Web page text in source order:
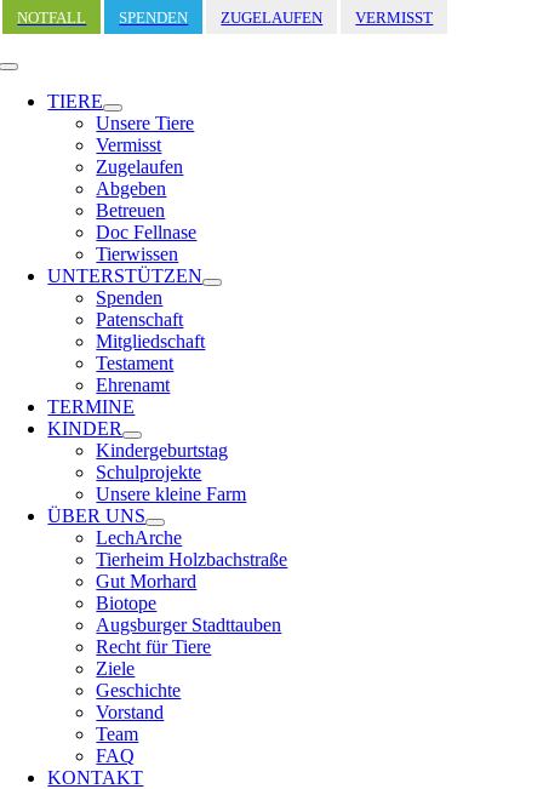
Zum
Inhalt
springen
NOTFALL SPENDEN ZUGELAUFEN VERMISST
Toggle
Navigation
TIERE
Unsere Tiere
Vermisst
Zugelaufen
Abgeben
Betreuen
Doc Fellnase
Tierwissen
UNTERSTÜTZEN
Spenden
Patenschaft
Mitgliedschaft
Testament
Ehrenamt
TERMINE
KINDER
Kindergeburtstag
Schulprojekte
Unsere kleine Farm
ÜBER UNS
LechArche
Tierheim Holzbachstraße
Gut Morhard
Biotope
Augsburger Stadttauben
Recht für Tiere
Ziele
Geschichte
Vorstand
Team
FAQ
KONTAKT